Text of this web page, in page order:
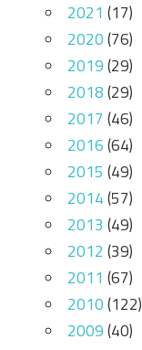
2021 (17)
2020(76)
2019(29)
2018(29)
2017 (46)
2016(64)
2015 (49)
2014(57)
2013 (49)
2012 (39)
2011 (67)
2010(122)
2009(40)